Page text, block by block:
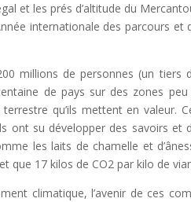
et les prés d’altitude du
internationale des parcours
millions de personnes (un
de pays sur des zones
qu’ils mettent en
ont su développer des savoirs
les laits de chamelle et
que 17 kilos de CO2 par kilo de
climatique, l’avenir de ces